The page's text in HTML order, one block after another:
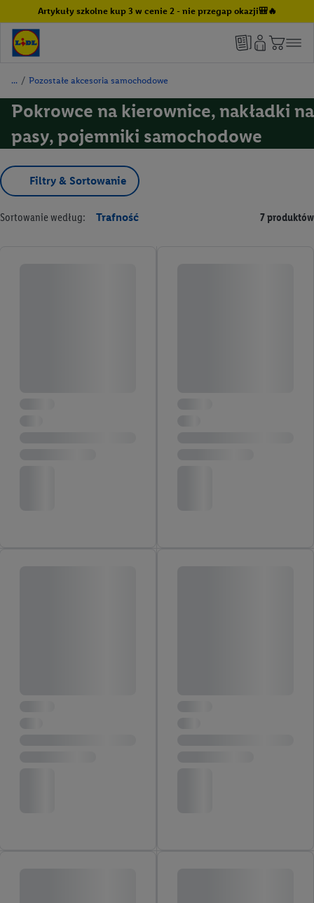
Artykuły szkolne kup 3 w cenie 2 - nie przegap okazji🎒🔥
/ Pozostałe akcesoria samochodowe
Pokrowce na kierownice, nakładki na
pasy, pojemniki samochodowe
Filtry & Sortowanie
Sortowanie według: Trafność 7 produktów